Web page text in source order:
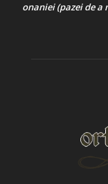
onaniei (pazei de a